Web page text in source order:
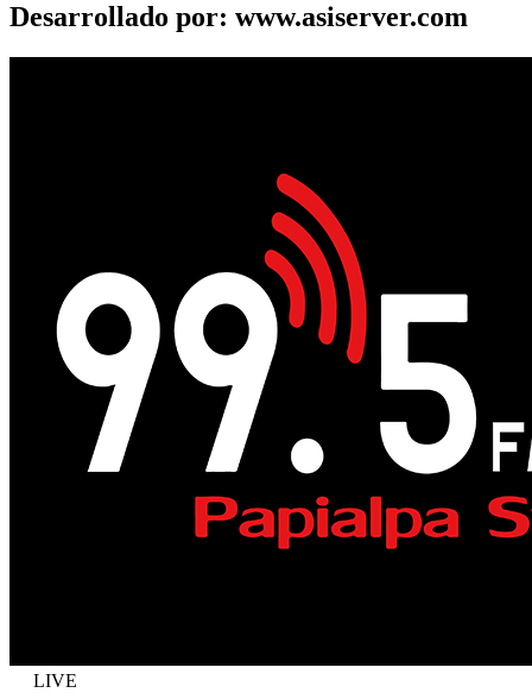
Desarrollado por: www.asiserver.com
LIVE